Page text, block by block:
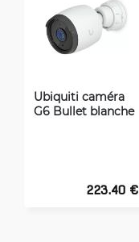
Ubiquiti caméra
G6 Bullet blanche
223.40 €